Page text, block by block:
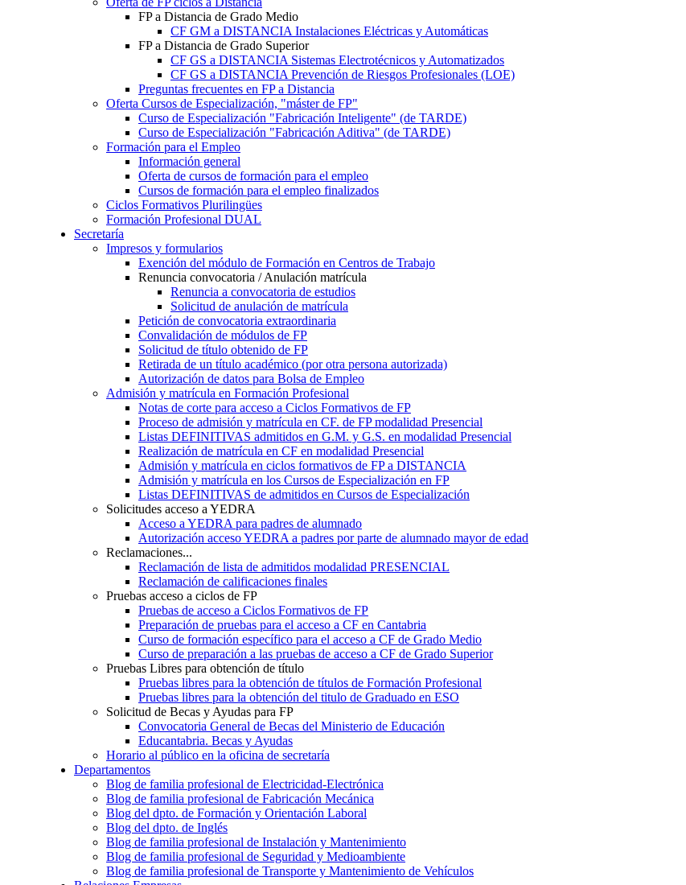
FP a Distancia de Grado Medio
CF GM a DISTANCIA Instalaciones Eléctricas y Automáticas
FP a Distancia de Grado Superior
CF GS a DISTANCIA Sistemas Electrotécnicos y Automatizados
CF GS a DISTANCIA Prevención de Riesgos Profesionales (LOE)
Preguntas frecuentes en FP a Distancia
Oferta Cursos de Especialización, "máster de FP"
Curso de Especialización "Fabricación Inteligente" (de TARDE)
Curso de Especialización "Fabricación Aditiva" (de TARDE)
Formación para el Empleo
Información general
Oferta de cursos de formación para el empleo
Cursos de formación para el empleo finalizados
Ciclos Formativos Plurilingües
Formación Profesional DUAL
Secretaría
Impresos y formularios
Exención del módulo de Formación en Centros de Trabajo
Renuncia convocatoria / Anulación matrícula
Renuncia a convocatoria de estudios
Solicitud de anulación de matrícula
Petición de convocatoria extraordinaria
Convalidación de módulos de FP
Solicitud de título obtenido de FP
Retirada de un título académico (por otra persona autorizada)
Autorización de datos para Bolsa de Empleo
Admisión y matrícula en Formación Profesional
Notas de corte para acceso a Ciclos Formativos de FP
Proceso de admisión y matrícula en CF. de FP modalidad Presencial
Listas DEFINITIVAS admitidos en G.M. y G.S. en modalidad Presencial
Realización de matrícula en CF en modalidad Presencial
Admisión y matrícula en ciclos formativos de FP a DISTANCIA
Admisión y matrícula en los Cursos de Especialización en FP
Listas DEFINITIVAS de admitidos en Cursos de Especialización
Solicitudes acceso a YEDRA
Acceso a YEDRA para padres de alumnado
Autorización acceso YEDRA a padres por parte de alumnado mayor de edad
Reclamaciones...
Reclamación de lista de admitidos modalidad PRESENCIAL
Reclamación de calificaciones finales
Pruebas acceso a ciclos de FP
Pruebas de acceso a Ciclos Formativos de FP
Preparación de pruebas para el acceso a CF en Cantabria
Curso de formación específico para el acceso a CF de Grado Medio
Curso de preparación a las pruebas de acceso a CF de Grado Superior
Pruebas Libres para obtención de título
Pruebas libres para la obtención de títulos de Formación Profesional
Pruebas libres para la obtención del titulo de Graduado en ESO
Solicitud de Becas y Ayudas para FP
Convocatoria General de Becas del Ministerio de Educación
Educantabria. Becas y Ayudas
Horario al público en la oficina de secretaría
Departamentos
Blog de familia profesional de Electricidad-Electrónica
Blog de familia profesional de Fabricación Mecánica
Blog del dpto. de Formación y Orientación Laboral
Blog del dpto. de Inglés
Blog de familia profesional de Instalación y Mantenimiento
Blog de familia profesional de Seguridad y Medioambiente
Blog de familia profesional de Transporte y Mantenimiento de Vehículos